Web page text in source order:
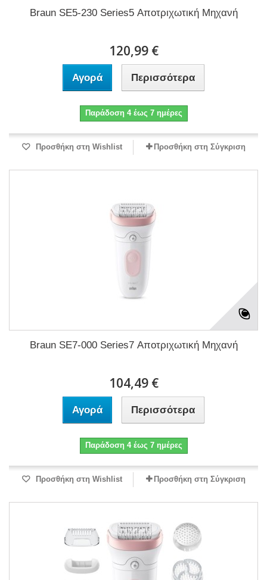
Braun SE5-230 Series5 Αποτριχωτική Μηχανή
120,99 €
Αγορά Περισσότερα
Παράδοση 4 έως 7 ημέρες
Προσθήκη στη Wishlist Προσθήκη στη Σύγκριση
Braun SE7-000 Series7 Αποτριχωτική Μηχανή
104,49 €
Αγορά Περισσότερα
Παράδοση 4 έως 7 ημέρες
Προσθήκη στη Wishlist Προσθήκη στη Σύγκριση